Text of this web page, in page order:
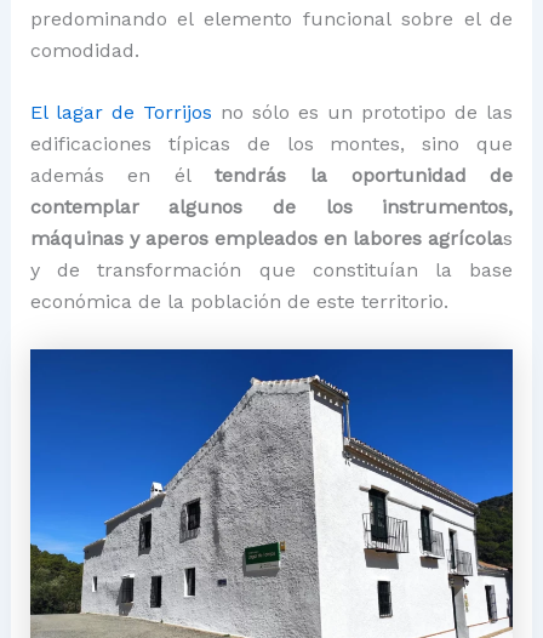
predominando el elemento funcional sobre el de
comodidad.
El lagar de Torrijos no sólo es un prototipo de las
edificaciones típicas de los montes, sino que
además en él tendrás la oportunidad de
contemplar algunos de los instrumentos,
máquinas y aperos empleados en labores agrícolas
y de transformación que constituían la base
económica de la población de este territorio.